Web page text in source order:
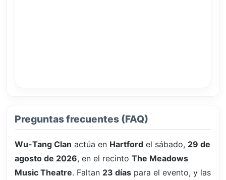
Preguntas frecuentes (FAQ)
Wu-Tang Clan actúa en Hartford el sábado, 29 de
agosto de 2026, en el recinto The Meadows
Music Theatre. Faltan 23 días para el evento, y las